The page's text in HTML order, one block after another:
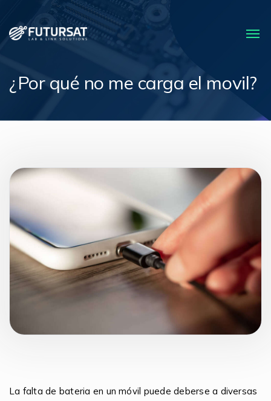
¿Por qué no me carga el movil?
La falta de bateria en un móvil puede deberse a diversas